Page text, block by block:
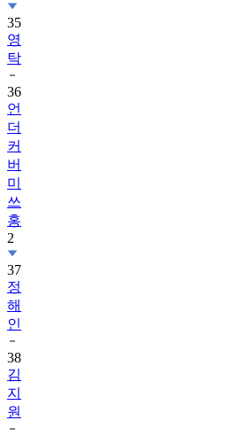
35
영
탁
36
언
더
커
버
미
쓰
홍
2
37
정
해
인
38
김
지
원